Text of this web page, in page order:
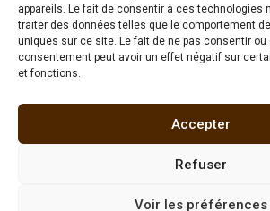
appareils. Le fait de consentir à ces technologies
traiter des données telles que le comportement
uniques sur ce site. Le fait de ne pas consentir ou
consentement peut avoir un effet négatif sur
et fonctions.
Accepter
Refuser
Voir les préférences
Je choisis mon créneau pour
engagement !
Mentions légales–CGV–